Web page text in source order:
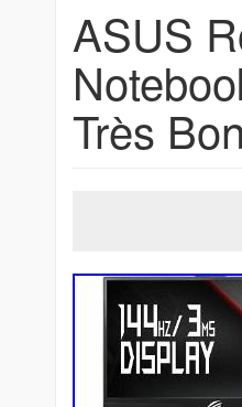
ASUS
Très